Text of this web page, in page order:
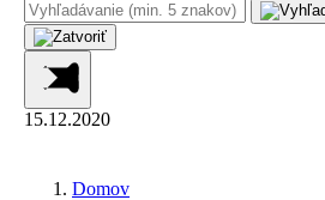
15.12.2020
Domov